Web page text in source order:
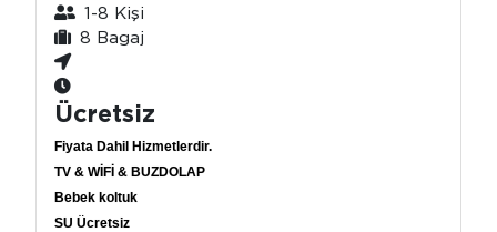
1-8 Kişi
8 Bagaj
Ücretsiz
Fiyata Dahil Hizmetlerdir.
TV & WİFİ & BUZDOLAP
Bebek koltuk
SU Ücretsiz